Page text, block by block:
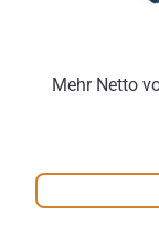
Mehr Netto